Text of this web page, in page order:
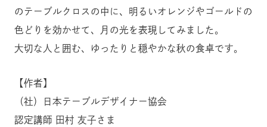
のテーブルクロスの中に、明るいオレンジやゴールドの
色どりを効かせて、月の光を表現してみました。
大切な人と囲む、ゆったりと穏やかな秋の食卓です。
【作者】
（社）日本テーブルデザイナー協会
認定講師 田村 友子さま